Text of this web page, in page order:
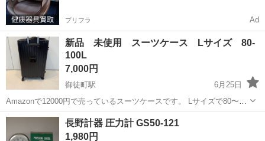
プリフラ Ad
新品 未使用 スーツケース Lサイズ 80-
100L
7,000円
御徒町駅
6月25日
Amazonで12000円で売っているスーツケースです。 Lサイズで80〜
100Lです。 カラーはグレーです。 少しブルーグレーのように見えま
す。 USBポートや、ドリンクホルダーなど付いていて便利です。
東京 台東区 御徒町駅 その他
長野計器 圧力計 GS50-121
1,980円